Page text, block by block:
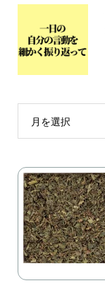
月を選択